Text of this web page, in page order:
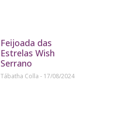
Feijoada das
Estrelas Wish
Serrano
Tábatha Colla 17/08/2024